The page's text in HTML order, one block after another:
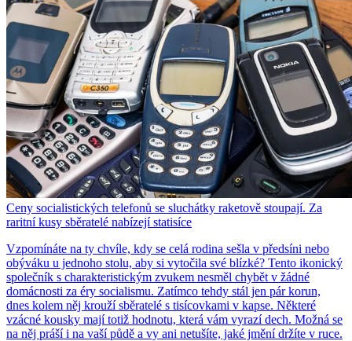
Ceny socialistických telefonů se sluchátky raketově stoupají. Za
raritní kusy sběratelé nabízejí statisíce
Vzpomínáte na ty chvíle, kdy se celá rodina sešla v předsíni nebo
obýváku u jednoho stolu, aby si vytočila své blízké? Tento ikonický
společník s charakteristickým zvukem nesměl chybět v žádné
domácnosti za éry socialismu. Zatímco tehdy stál jen pár korun,
dnes kolem něj krouží sběratelé s tisícovkami v kapse. Některé
vzácné kousky mají totiž hodnotu, která vám vyrazí dech. Možná se
na něj práší i na vaší půdě a vy ani netušíte, jaké jmění držíte v ruce.